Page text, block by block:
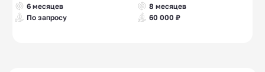
6 месяцев
По запросу
8 месяцев
60 000 ₽